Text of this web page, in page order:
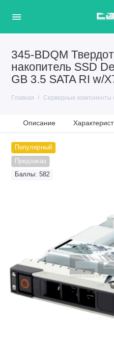
345-BDQM
накопитель SSD
GB 3.5 SATA RI w/
Главная Серверные компоненты
Описание
Популярный
Предзаказ
Баллы: 582